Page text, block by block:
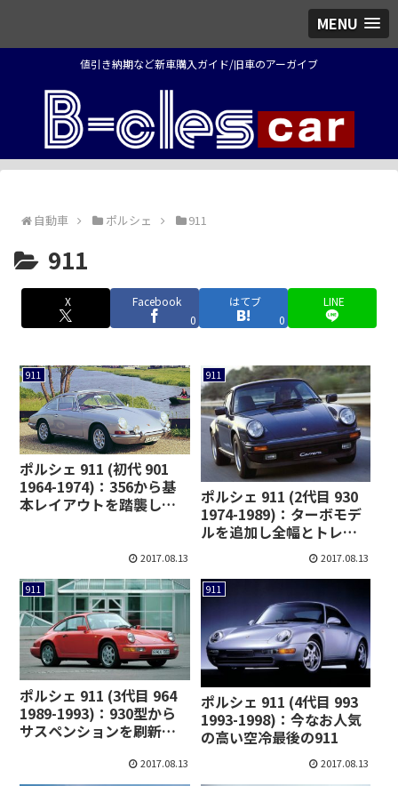
MENU
値引き納期など新車購入ガイド/旧車のアーガイブ
自動車 ポルシェ 911
911
X
Facebook
0
はてブ
0
LINE
911
ポルシェ 911 (初代 901
1964-1974)：356から基
本レイアウトを踏襲し、
2017.08.13
911
ポルシェ 911 (2代目 930
1974-1989)：ターボモデ
ルを追加し全幅とトレッ
2017.08.13
911
ポルシェ 911 (3代目 964
1989-1993)：930型から
サスペンションを刷新し
2017.08.13
911
ポルシェ 911 (4代目 993
1993-1998)：今なお人気
の高い空冷最後の911
2017.08.13